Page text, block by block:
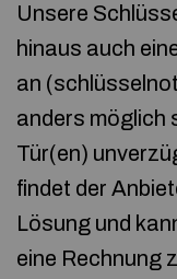
Unsere
hinaus auch
an
anders möglich
Tür(en)
findet der
Lösung und
eine Rechnung